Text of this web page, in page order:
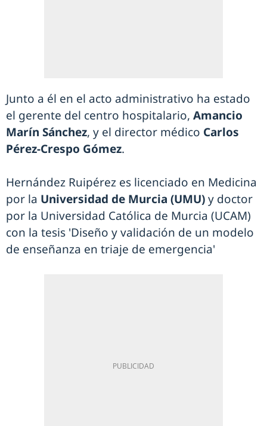
Junto a él en el acto administrativo ha estado
el gerente del centro hospitalario, Amancio
Marín Sánchez, y el director médico Carlos
Pérez-Crespo Gómez.
Hernández Ruipérez es licenciado en Medicina
por la Universidad de Murcia (UMU)y doctor
por la Universidad Católica de Murcia (UCAM)
con la tesis 'Diseño y validación de un modelo
de enseñanza en triaje de emergencia'